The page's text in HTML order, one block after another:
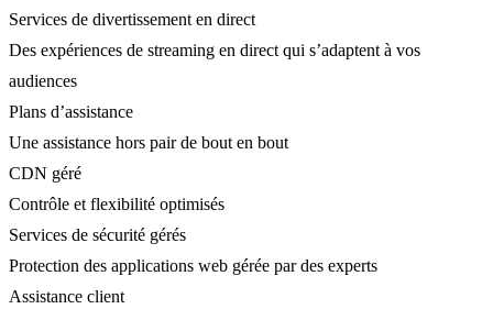
Services de divertissement en direct
Des expériences de streaming en direct qui s’adaptent à vos
audiences
Plans d’assistance
Une assistance hors pair de bout en bout
CDN géré
Contrôle et flexibilité optimisés
Services de sécurité gérés
Protection des applications web gérée par des experts
Assistance client